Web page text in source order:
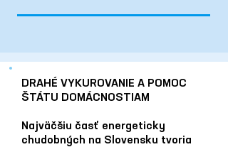
DRAHÉ VYKUROVANIE A POMOC
ŠTÁTU DOMÁCNOSTIAM
Najväčšiu časť energeticky
chudobných na Slovensku tvoria